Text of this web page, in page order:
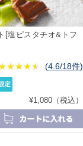
[塩ピスタチオ&トフ
★★★★ (4.6/18件)
¥1,080（税込）